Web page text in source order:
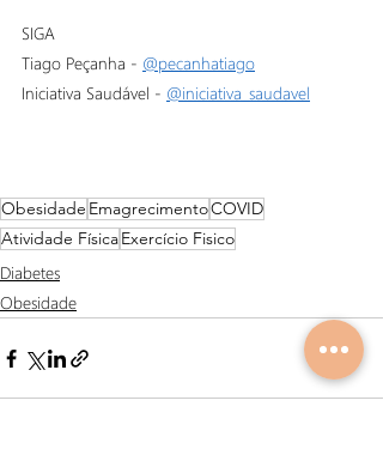
SIGA
Tiago Peçanha - @pecanhatiago
Iniciativa Saudável - @iniciativa_saudavel
Obesidade EmagrecimentoCOVID
Atividade FísicaExercício Fisico
Diabetes
Obesidade